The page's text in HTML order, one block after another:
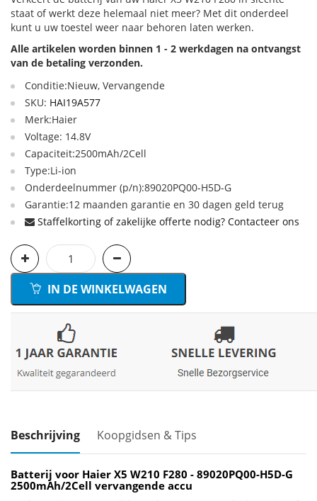
staat of werkt deze helemaal niet meer? Met dit onderdeel
kunt u uw toestel weer naar behoren laten werken.
Alle artikelen worden binnen 1 - 2 werkdagen na ontvangst
van de betaling verzonden.
Conditie:Nieuw, Vervangende
SKU: HAI19A577
Merk:Haier
Voltage: 14.8V
Capaciteit:2500mAh/2Cell
Type:Li-ion
Onderdeelnummer (p/n):89020PQ00-H5D-G
Garantie:12 maanden garantie en 30 dagen geld terug
Staffelkorting of zakelijke offerte nodig? Contacteer ons
IN DE WINKELWAGEN
Beschrijving Koopgidsen & Tips
Batterij voor Haier X5 W210 F280 - 89020PQ00-H5D-G
2500mAh/2Cell vervangende accu